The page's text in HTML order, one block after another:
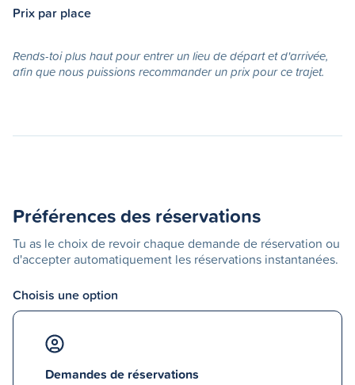
Prix par place
Rends-toi plus haut pour entrer un lieu de départ et d'arrivée,
afin que nous puissions recommander un prix pour ce trajet.
Préférences des réservations
Tu as le choix de revoir chaque demande de réservation ou
d'accepter automatiquement les réservations instantanées.
Choisis une option
Demandes de réservations